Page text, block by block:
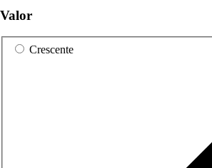
Valor
Crescente